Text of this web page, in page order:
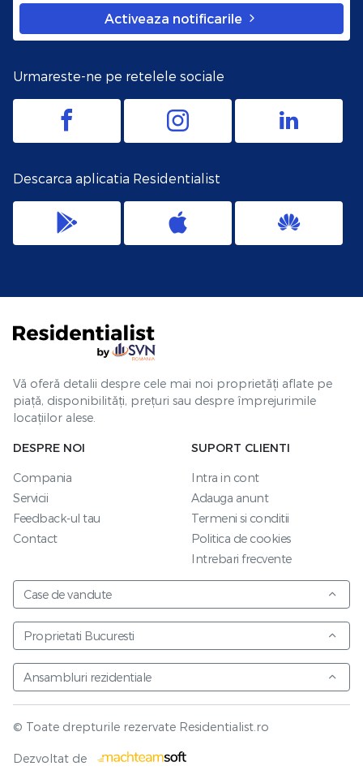
Vezi harta
Activeaza notificarile
Urmareste-ne pe retelele sociale
Descarca aplicatia Residentialist
Vă oferă detalii despre cele mai noi proprietăți aflate pe
piață, disponibilități, prețuri sau despre împrejurimile
locațiilor alese.
DESPRE NOI
Compania
Servicii
Feedback-ul tau
Contact
SUPORT CLIENTI
Intra in cont
Adauga anunt
Termeni si conditii
Politica de cookies
Intrebari frecvente
Case de vandute
Proprietati Bucuresti
Ansambluri rezidentiale
© Toate drepturile rezervate Residentialist.ro
Dezvoltat de